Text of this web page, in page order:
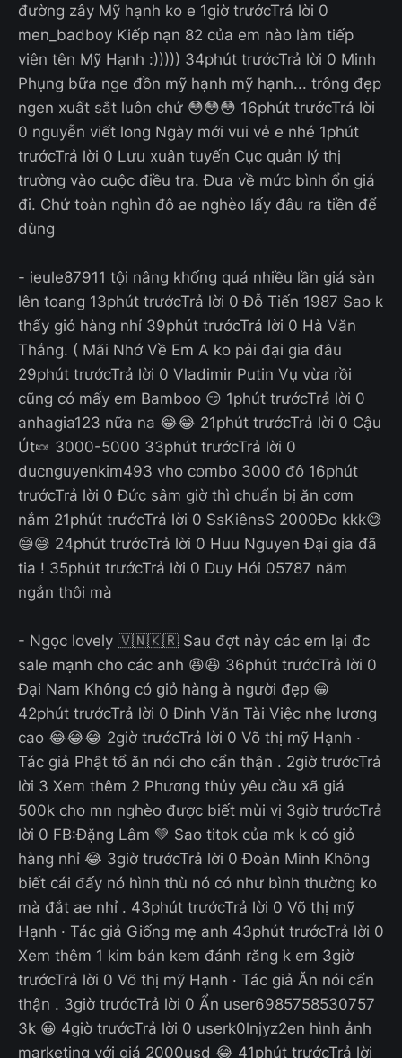
đường zây Mỹ hạnh ko e 1giờ trướcTrả lời 0
men_badboy Kiếp nạn 82 của em nào làm tiếp
viên tên Mỹ Hạnh :))))) 34phút trướcTrả lời 0 Minh
Phụng bữa nge đồn mỹ hạnh mỹ hạnh... trông đẹp
ngen xuất sắt luôn chứ 😳😳😳 16phút trướcTrả lời
0 nguyễn viết long Ngày mới vui vẻ e nhé 1phút
trướcTrả lời 0 Lưu xuân tuyến Cục quản lý thị
trường vào cuộc điều tra. Đưa về mức bình ổn giá
đi. Chứ toàn nghìn đô ae nghèo lấy đâu ra tiền để
dùng
- ieule87911 tội nâng khống quá nhiều lần giá sàn
lên toang 13phút trướcTrả lời 0 Đỗ Tiến 1987 Sao k
thấy giỏ hàng nhỉ 39phút trướcTrả lời 0 Hà Văn
Thắng. ( Mãi Nhớ Về Em A ko pải đại gia đâu
29phút trướcTrả lời 0 Vladimir Putin Vụ vừa rồi
cũng có mấy em Bamboo 😏 1phút trướcTrả lời 0
anhagia123 nữa na 😂😂 21phút trướcTrả lời 0 Cậu
Út🍬 3000-5000 33phút trướcTrả lời 0
ducnguyenkim493 vho combo 3000 đô 16phút
trướcTrả lời 0 Đức sâm giờ thì chuẩn bị ăn cơm
nắm 21phút trướcTrả lời 0 SsKiênsS 2000Đo kkk😅
😅😅 24phút trướcTrả lời 0 Huu Nguyen Đại gia đã
tia ! 35phút trướcTrả lời 0 Duy Hói 05787 năm
ngắn thôi mà
- Ngọc lovely 🇻🇳🇰🇷 Sau đợt này các em lại đc
sale mạnh cho các anh 😆😆 36phút trướcTrả lời 0
Đại Nam Không có giỏ hàng à người đẹp 😁
42phút trướcTrả lời 0 Đinh Văn Tài Việc nhẹ lương
cao 😂😂😂 2giờ trướcTrả lời 0 Võ thị mỹ Hạnh ·
Tác giả Phật tổ ăn nói cho cẩn thận . 2giờ trướcTrả
lời 3 Xem thêm 2 Phương thủy yêu cầu xã giá
500k cho mn nghèo được biết mùi vị 3giờ trướcTrả
lời 0 FB:Đặng Lâm 💚 Sao titok của mk k có giỏ
hàng nhỉ 😂 3giờ trướcTrả lời 0 Đoàn Minh Không
biết cái đấy nó hình thù nó có như bình thường ko
mà đắt ae nhỉ . 43phút trướcTrả lời 0 Võ thị mỹ
Hạnh · Tác giả Giống mẹ anh 43phút trướcTrả lời 0
Xem thêm 1 kim bán kem đánh răng k em 3giờ
trướcTrả lời 0 Võ thị mỹ Hạnh · Tác giả Ăn nói cẩn
thận . 3giờ trướcTrả lời 0 Ẩn user6985758530757
3k 😀 4giờ trướcTrả lời 0 userk0lnjyz2en hình ảnh
marketing với giá 2000usd 😂 41phút trướcTrả lời